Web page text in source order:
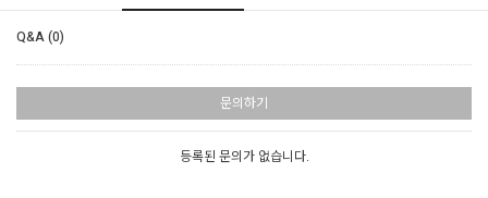
Q&A (0)
문의하기
등록된 문의가 없습니다.